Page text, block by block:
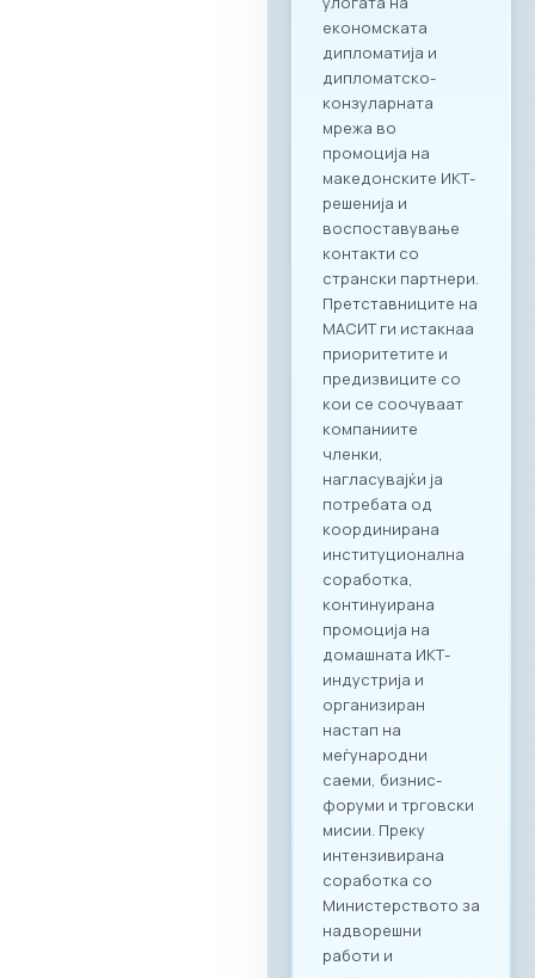
предвидува
стручни
презентации за
состојбите во ИКТ
секторите во
двете земји,
пленарен преглед
на процесите на
дигитализација во
клучните
индустрии, како и
сесии за однапред
закажани B2B
состаноци.
Целосната агенда
за настанот е
достапна на
следниот линк:
Агенда
Регистрација и
Matchmaking
Учеството на
„Digital Bridge &
Business ICT Forum
2026“ нуди
стратешка можност
за македонските
компании да
остварат директен
контакт со повеќе
од 20 реномирани
грчки ИКТ компании
кои доаѓаат во
Скопје со цел
воспоставување
конкретна деловна
соработка.
Форумот е